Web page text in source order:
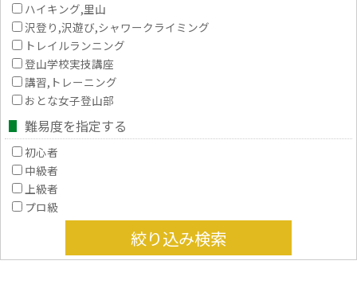
ハイキング,里山
沢登り,沢遊び,シャワークライミング
トレイルランニング
登山学校実技講座
講習,トレーニング
おとな女子登山部
難易度を指定する
初心者
中級者
上級者
プロ級
絞り込み検索